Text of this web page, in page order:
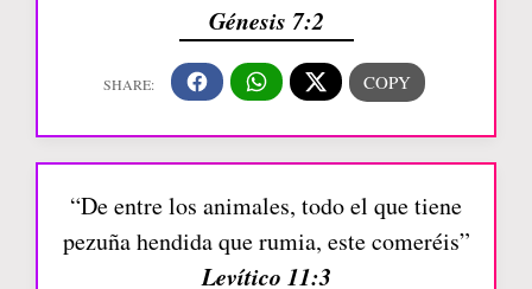
Génesis 7:2
“De entre los animales, todo el que tiene
pezuña hendida que rumia, este comeréis”
Levítico 11:3